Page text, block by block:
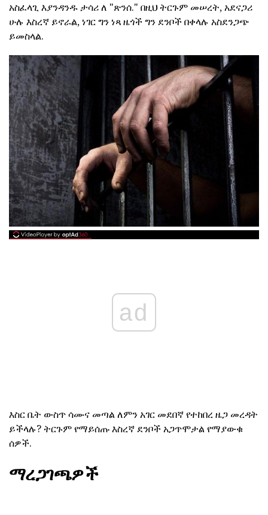
አስፈላጊ እያንዳንዱ ታሳሪ ለ "ጽንሰ." በዚህ ትርጉም መሠረት, አደናጋሪ
ሁሉ እስረኛ ይኖራል, ነገር ግን ነጻ ዜጎች ግን ደንቦች በቀላሉ አስደንጋጭ
ይመስላል.
ad
እስር ቤት ውስጥ ሳሙና መጣል ለምን አገር መደበኛ የተከበረ ዜጋ መረዳት
ይችላሉ? ትርጉም የማይሰጡ እስረኛ ደንቦች አጋጥሞታል የማያውቁ
ሰዎች.
ማረጋገጫዎች